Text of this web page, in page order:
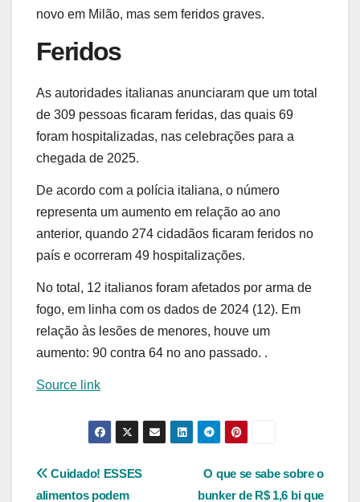
novo em Milão, mas sem feridos graves.
Feridos
As autoridades italianas anunciaram que um total
de 309 pessoas ficaram feridas, das quais 69
foram hospitalizadas, nas celebrações para a
chegada de 2025.
De acordo com a polícia italiana, o número
representa um aumento em relação ao ano
anterior, quando 274 cidadãos ficaram feridos no
país e ocorreram 49 hospitalizações.
No total, 12 italianos foram afetados por arma de
fogo, em linha com os dados de 2024 (12). Em
relação às lesões de menores, houve um
aumento: 90 contra 64 no ano passado. .
Source link
Navegação
O que se sabe sobre o
bunker de R$ 1,6 bi que
Cuidado! ESSES
alimentos podem